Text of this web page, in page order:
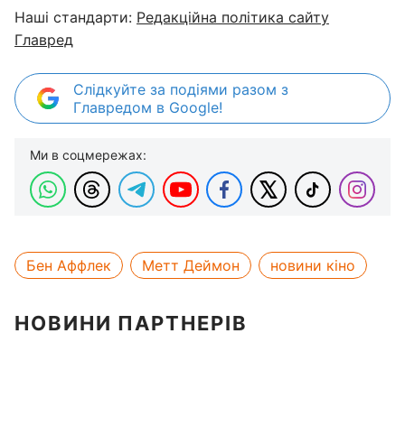
Наші стандарти: Редакційна політика сайту
Главред
Слідкуйте за подіями разом з
Главредом в Google!
Ми в соцмережах:
Бен Аффлек Метт Деймон новини кіно
НОВИНИ ПАРТНЕРІВ